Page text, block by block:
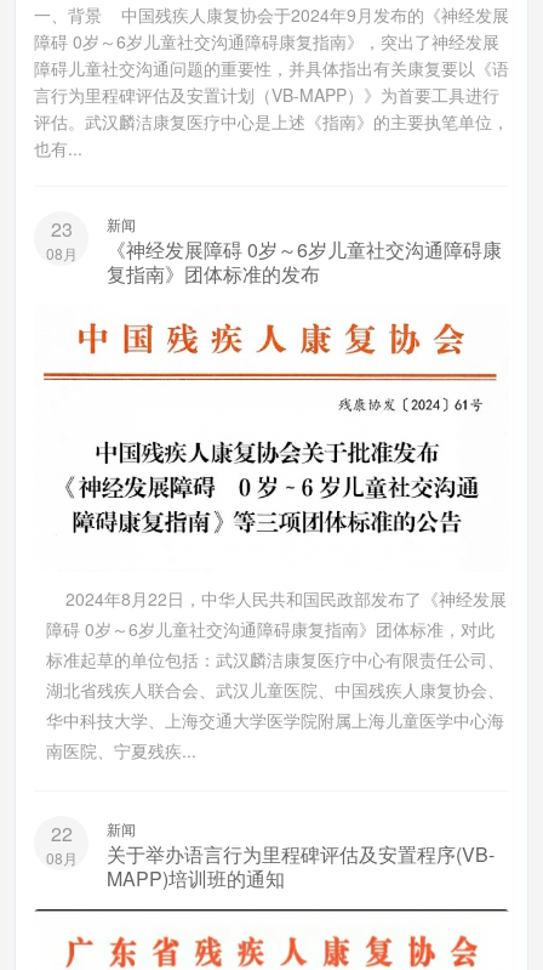
一、背景 中国残疾人康复协会于2024年9月发布的《神经发展
障碍 0岁～6岁儿童社交沟通障碍康复指南》，突出了神经发展
障碍儿童社交沟通问题的重要性，并具体指出有关康复要以《语
言行为里程碑评估及安置计划（VB-MAPP）》为首要工具进行
评估。武汉麟洁康复医疗中心是上述《指南》的主要执笔单位，
也有...
23
08月
新闻
《神经发展障碍 0岁～6岁儿童社交沟通障碍康
复指南》团体标准的发布
2024年8月22日，中华人民共和国民政部发布了《神经发展
障碍 0岁～6岁儿童社交沟通障碍康复指南》团体标准，对此
标准起草的单位包括：武汉麟洁康复医疗中心有限责任公司、
湖北省残疾人联合会、武汉儿童医院、中国残疾人康复协会、
华中科技大学、上海交通大学医学院附属上海儿童医学中心海
南医院、宁夏残疾...
22
08月
新闻
关于举办语言行为里程碑评估及安置程序(VB-
MAPP)培训班的通知